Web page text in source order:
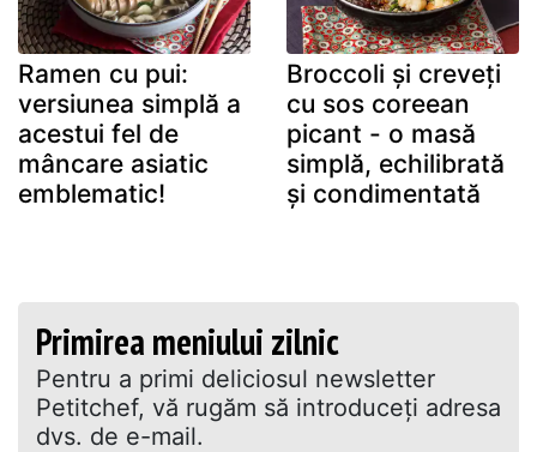
Ramen cu pui:
versiunea simplă a
acestui fel de
mâncare asiatic
emblematic!
Broccoli și creveți
cu sos coreean
picant - o masă
simplă, echilibrată
și condimentată
Primirea meniului zilnic
Pentru a primi deliciosul newsletter
Petitchef, vă rugăm să introduceţi adresa
dvs. de e-mail.